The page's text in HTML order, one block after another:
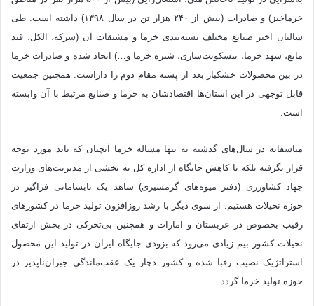
خرماخیز) و صادرات (بیش از ۲۴۰ هزار تن در سال ۱۳۹۸) داشته است. طی
سالیان اخیر صنایع مختلف بسته‌بندی خرما و مشتقات آن (سرکه، الکل، قند
مایع، شهد خرما، بیسکویت‌سازی، شیره خرما و…) ایجاد شده و صادرات خرما
در بین محصولات خشکبار بعد از پسته مقام دوم را داراست. همچنین جمعیت
قابل توجهی در این استان‌ها اقتصادشان به خرما و صنایع مرتبط با آن وابسته
است.
متاسفانه در سال‌های گذشته نه تنها مساله خرما آنچنان که باید مورد توجه
قرار نگرفته بلکه با کاهش جایگاه از اداره کل به بخشی از مدیریت‌های وزارت
جهاد کشاورزی (دفتر میوه‌های گرمسیری) شاهد یک نابسامانی فراگیر در
حوزه نخیلات هستیم. از سوی دیگر با رشد روزافزون تولید خرما در کشورهای
رقیب بخصوص در عربستان و امارات و همچنین بی‌تحرکی در بخش ارتقای
نخیلات کشور بیم زیادی می‌رود که بزودی جایگاه ایران در تولید این محصول
استراتژیک نصیب رقبا شده و کشور دچار یک عقب‌ماندگی جبران‌ناپذیر در
حوزه تولید خرما گردد.